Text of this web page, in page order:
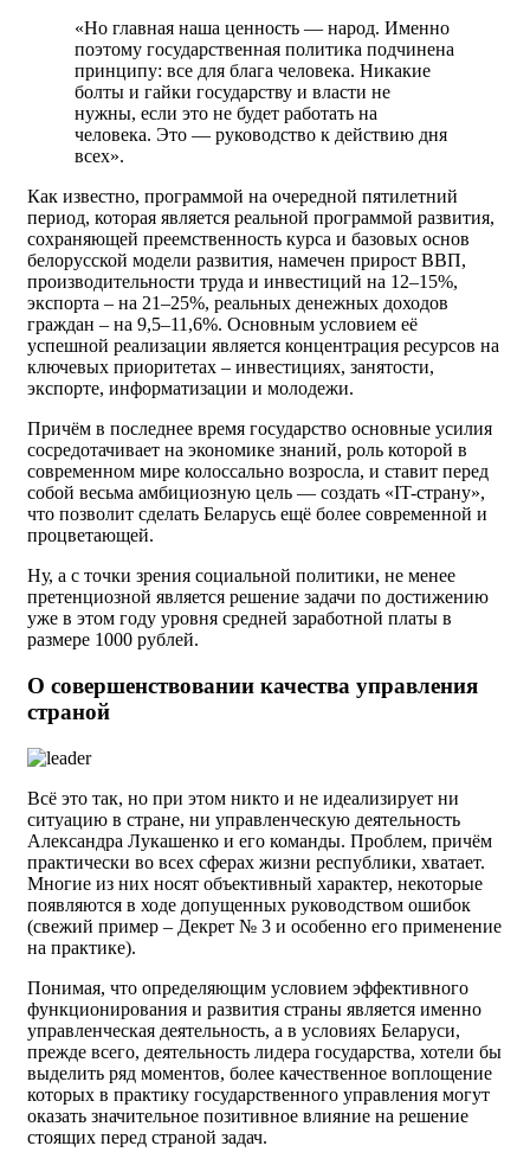
«Но главная наша ценность — народ. Именно
поэтому государственная политика подчинена
принципу: все для блага человека. Никакие
болты и гайки государству и власти не
нужны, если это не будет работать на
человека. Это — руководство к действию дня
всех».
Как известно, программой на очередной пятилетний
период, которая является реальной программой развития,
сохраняющей преемственность курса и базовых основ
белорусской модели развития, намечен прирост ВВП,
производительности труда и инвестиций на 12–15%,
экспорта – на 21–25%, реальных денежных доходов
граждан – на 9,5–11,6%. Основным условием её
успешной реализации является концентрация ресурсов на
ключевых приоритетах – инвестициях, занятости,
экспорте, информатизации и молодежи.
Причём в последнее время государство основные усилия
сосредотачивает на экономике знаний, роль которой в
современном мире колоссально возросла, и ставит перед
собой весьма амбициозную цель — создать «IT-страну»,
что позволит сделать Беларусь ещё более современной и
процветающей.
Ну, а с точки зрения социальной политики, не менее
претенциозной является решение задачи по достижению
уже в этом году уровня средней заработной платы в
размере 1000 рублей.
О совершенствовании качества управления
страной
Всё это так, но при этом никто и не идеализирует ни
ситуацию в стране, ни управленческую деятельность
Александра Лукашенко и его команды. Проблем, причём
практически во всех сферах жизни республики, хватает.
Многие из них носят объективный характер, некоторые
появляются в ходе допущенных руководством ошибок
(свежий пример – Декрет № 3 и особенно его применение
на практике).
Понимая, что определяющим условием эффективного
функционирования и развития страны является именно
управленческая деятельность, а в условиях Беларуси,
прежде всего, деятельность лидера государства, хотели бы
выделить ряд моментов, более качественное воплощение
которых в практику государственного управления могут
оказать значительное позитивное влияние на решение
стоящих перед страной задач.